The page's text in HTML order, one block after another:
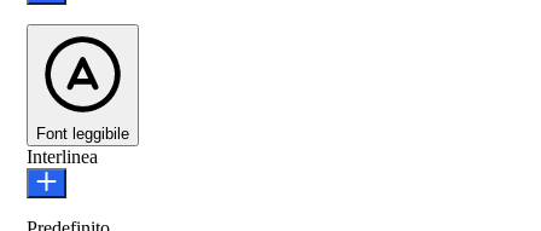
Font leggibile
Interlinea